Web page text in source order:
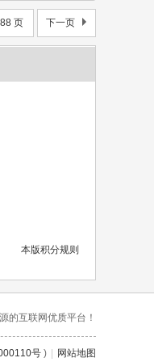
页 下一页
本版积分规则
的互联网优质平台！
号 ) 网站地图